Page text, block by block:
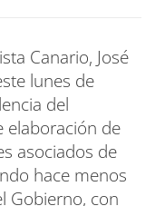
Canario, José
lunes de
del
elaboración de
asociados de
hace menos
Gobierno, con